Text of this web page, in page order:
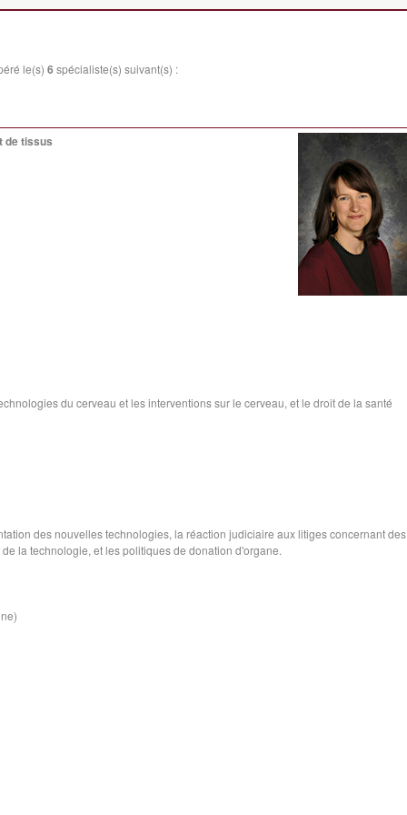
le(s) 6 spécialiste(s) suivant(s) :
de tissus
du cerveau et les interventions sur le cerveau, et le droit de la santé
des nouvelles technologies, la réaction judiciaire aux litiges concernant des
la technologie, et les politiques de donation d'organe.